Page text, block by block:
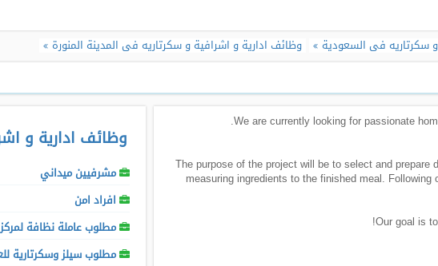
سكرتاريه فى السعودية وظائف ادارية و اشرافية و سكرتاريه فى المدينة المنورة
We are currently looking for passionate
The purpose of the project will be to select and
measuring ingredients to the finished meal.
Our goal is
وظائف ادارية و
مشرفيين ميداني
افراد امن
مطلوب عاملة نظافة
مطلوب سيلز وسكرتارية